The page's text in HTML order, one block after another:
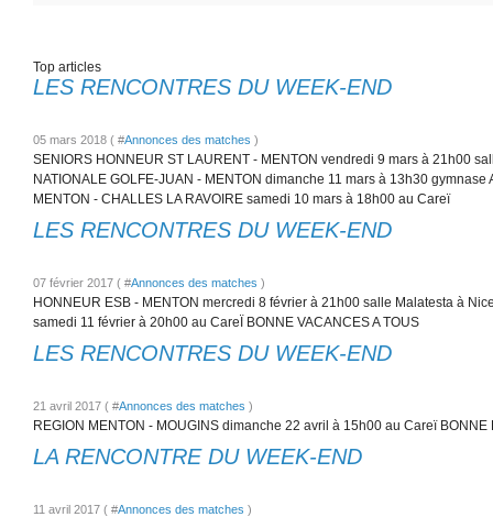
Top articles
LES RENCONTRES DU WEEK-END
05 mars 2018 ( #Annonces des matches )
SENIORS HONNEUR ST LAURENT - MENTON vendredi 9 mars à 21h00
NATIONALE GOLFE-JUAN - MENTON dimanche 11 mars à 13h30
MENTON - CHALLES LA RAVOIRE samedi 10 mars à 18h00 au Careï
LES RENCONTRES DU WEEK-END
07 février 2017 ( #Annonces des matches )
HONNEUR ESB - MENTON mercredi 8 février à 21h00 salle Malatesta à
samedi 11 février à 20h00 au CareÏ BONNE VACANCES A TOUS
LES RENCONTRES DU WEEK-END
21 avril 2017 ( #Annonces des matches )
REGION MENTON - MOUGINS dimanche 22 avril à 15h00 au Careï BONNE
LA RENCONTRE DU WEEK-END
11 avril 2017 ( #Annonces des matches )